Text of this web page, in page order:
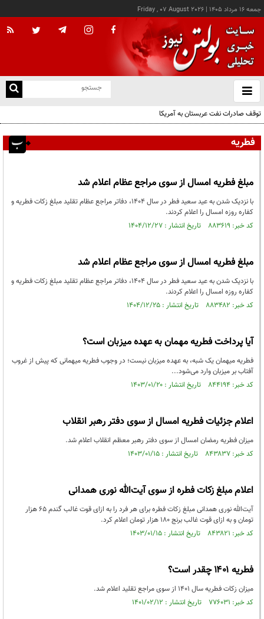
جمعه ۱۶ مرداد ۱۴۰۵ |
Friday , 07 August 2026
باز
و
توقف صادرات نفت عربستان به آمریکا
فطریه
مبلغ فطریه امسال از سوی مراجع عظام اعلام شد
با نزدیک شدن به عید سعید فطر در سال ۱۴۰۴، دفاتر مراجع عظام تقلید مبلغ زکات فطریه و
کفاره روزه امسال را اعلام کردند.
کد خبر: ۸۸۳۶۱۹ تاریخ انتشار : ۱۴۰۴/۱۲/۲۷
مبلغ فطریه امسال از سوی مراجع عظام اعلام شد
با نزدیک شدن به عید سعید فطر در سال ۱۴۰۴، دفاتر مراجع عظام تقلید مبلغ زکات فطریه و
کفاره روزه امسال را اعلام کردند.
کد خبر: ۸۸۳۴۸۲ تاریخ انتشار : ۱۴۰۴/۱۲/۲۵
آیا پرداخت فطریه مهمان به عهده میزبان است؟
فطریه‌ میهمان یک شبه، به عهده میزبان نیست؛ در وجوب فطریه میهمانی که پیش از غروب
آفتاب بر میزبان وارد می‌شود...
کد خبر: ۸۴۴۱۹۴ تاریخ انتشار : ۱۴۰۳/۰۱/۲۰
اعلام جزئیات فطریه امسال از سوی دفتر رهبر انقلاب
میزان فطریه رمضان امسال از سوی دفتر رهبر معظم انقلاب اعلام شد.
کد خبر: ۸۴۳۸۳۷ تاریخ انتشار : ۱۴۰۳/۰۱/۱۵
اعلام مبلغ زکات فطره از سوی آیت‌الله نوری همدانی
آیت‌الله نوری همدانی مبلغ زکات فطره برای هر فرد را به ازای قوت غالب گندم ۶۵ هزار
تومان و به ازای قوت غالب برنج ۱۸۰ هزار تومان اعلام کرد.
کد خبر: ۸۴۳۸۲۱ تاریخ انتشار : ۱۴۰۳/۰۱/۱۵
فطریه ۱۴۰۱ چقدر است؟
میزان زکات فطریه سال ۱۴۰۱ از سوی مراجع تقلید اعلام شد.
کد خبر: ۷۷۶۰۳۱ تاریخ انتشار : ۱۴۰۱/۰۲/۱۲